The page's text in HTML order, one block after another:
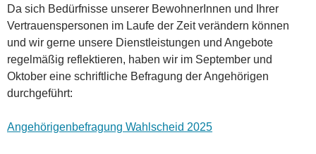
Da sich Bedürfnisse unserer BewohnerInnen und Ihrer
Vertrauenspersonen im Laufe der Zeit verändern können
und wir gerne unsere Dienstleistungen und Angebote
regelmäßig reflektieren, haben wir im September und
Oktober eine schriftliche Befragung der Angehörigen
durchgeführt:
Angehörigenbefragung Wahlscheid 2025